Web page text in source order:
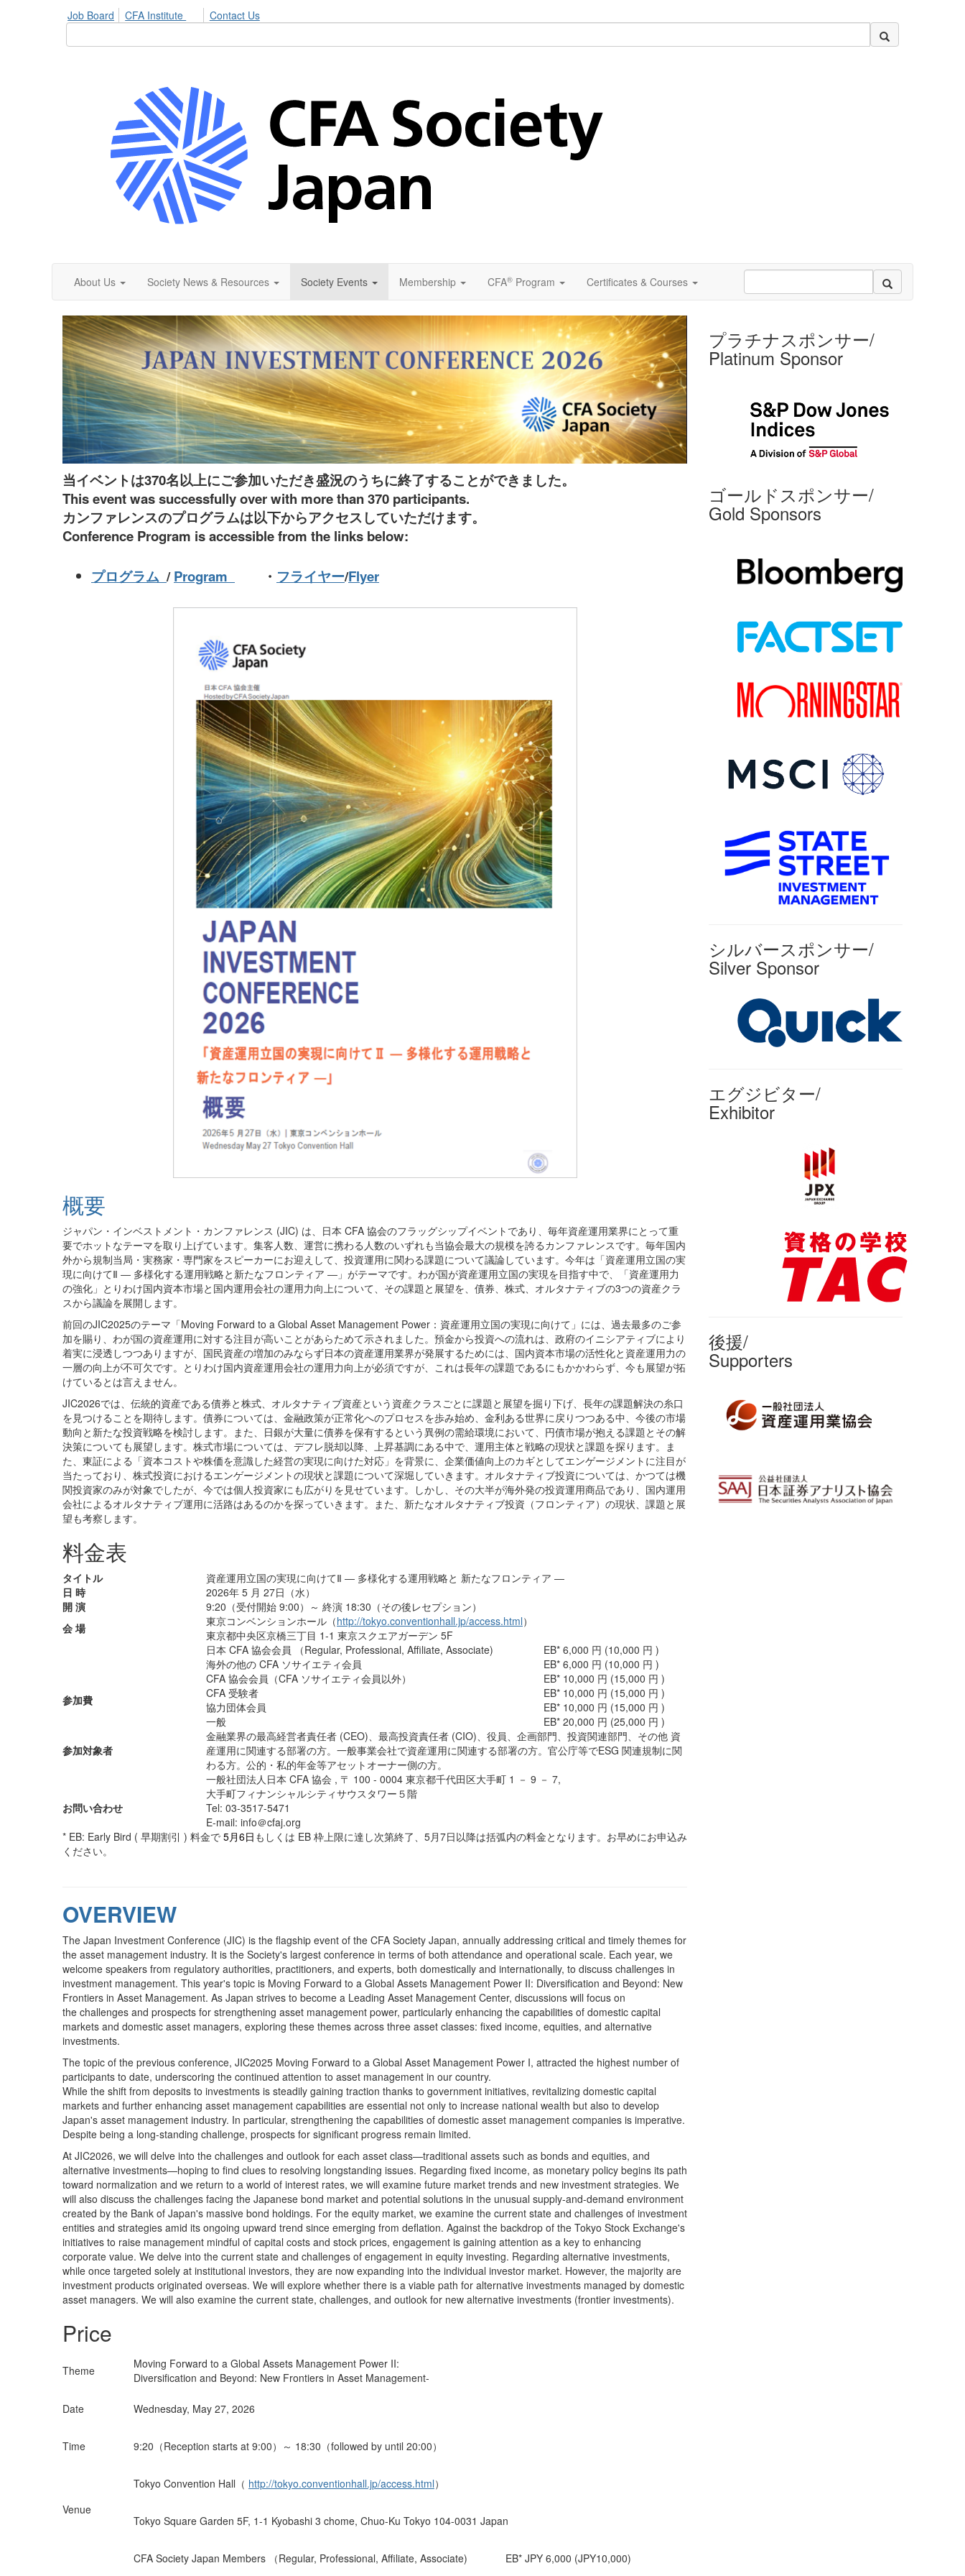
Job Board CFA Institute Contact Us
About Us Society News & Resources Society Events Membership CFA® Program Certificates & Courses
当イベントは370名以上にご参加いただき盛況のうちに終了することができました。
This event was successfully over with more than 370 participants.
カンファレンスのプログラムは以下からアクセスしていただけます。
Conference Program is accessible from the links below:
プログラム /Program ・ フライヤー/Flyer
概要
ジャパン・インベストメント・カンファレンス (JIC) は、日本 CFA 協会のフラッグシップイベントであり、毎年資産運用業界にとって重
要でホットなテーマを取り上げています。集客人数、運営に携わる人数のいずれも当協会最大の規模を誇るカンファレンスです。毎年国内
外から規制当局・実務家・専門家をスピーカーにお迎えして、投資運用に関わる課題について議論しています。今年は「資産運用立国の実
現に向けてⅡ ― 多様化する運用戦略と新たなフロンティア ―」がテーマです。わが国が資産運用立国の実現を目指す中で、「資産運用力
の強化」とりわけ国内資本市場と国内運用会社の運用力向上について、その課題と展望を、債券、株式、オルタナティブの3つの資産クラ
スから議論を展開します。
前回のJIC2025のテーマ「Moving Forward to a Global Asset Management Power：資産運用立国の実現に向けて」には、過去最多のご参
加を賜り、わが国の資産運用に対する注目が高いことがあらためて示されました。預金から投資への流れは、政府のイニシアティブにより
着実に浸透しつつありますが、国民資産の増加のみならず日本の資産運用業界が発展するためには、国内資本市場の活性化と資産運用力の
一層の向上が不可欠です。とりわけ国内資産運用会社の運用力向上が必須ですが、これは長年の課題であるにもかかわらず、今も展望が拓
けているとは言えません。
JIC2026では、伝統的資産である債券と株式、オルタナティブ資産という資産クラスごとに課題と展望を掘り下げ、長年の課題解決の糸口
を見つけることを期待します。債券については、金融政策が正常化へのプロセスを歩み始め、金利ある世界に戻りつつある中、今後の市場
動向と新たな投資戦略を検討します。また、日銀が大量に債券を保有するという異例の需給環境において、円債市場が抱える課題とその解
決策についても展望します。株式市場については、デフレ脱却以降、上昇基調にある中で、運用主体と戦略の現状と課題を探ります。ま
た、東証による「資本コストや株価を意識した経営の実現に向けた対応」を背景に、企業価値向上のカギとしてエンゲージメントに注目が
当たっており、株式投資におけるエンゲージメントの現状と課題について深堀していきます。オルタナティブ投資については、かつては機
関投資家のみが対象でしたが、今では個人投資家にも広がりを見せています。しかし、その大半が海外発の投資運用商品であり、国内運用
会社によるオルタナティブ運用に活路はあるのかを探っていきます。また、新たなオルタナティブ投資（フロンティア）の現状、課題と展
望も考察します。
料金表
タイトル
資産運用立国の実現に向けてⅡ ― 多様化する運用戦略と 新たなフロンティア ―
日 時
2026年 5 月 27日（水）
開 演
9:20（受付開始 9:00）～ 終演 18:30（その後レセプション）
会 場
東京コンベンションホール（http://tokyo.conventionhall.jp/access.html）
東京都中央区京橋三丁目 1-1 東京スクエアガーデン 5F
参加費
日本 CFA 協会会員 （Regular, Professional, Affiliate, Associate)
EB* 6,000 円 (10,000 円 )
海外の他の CFA ソサイエティ会員
EB* 6,000 円 (10,000 円 )
CFA 協会会員（CFA ソサイエティ会員以外）
EB* 10,000 円 (15,000 円 )
CFA 受験者
EB* 10,000 円 (15,000 円 )
協力団体会員
EB* 10,000 円 (15,000 円 )
一般
EB* 20,000 円 (25,000 円 )
参加対象者
金融業界の最高経営者責任者 (CEO)、最高投資責任者 (CIO)、役員、企画部門、投資関連部門、その他 資
産運用に関連する部署の方。一般事業会社で資産運用に関連する部署の方。官公庁等でESG 関連規制に関
わる方。公的・私的年金等アセットオーナー側の方。
お問い合わせ
一般社団法人日本 CFA 協会 , 〒 100 - 0004 東京都千代田区大手町 1 － 9 － 7,
大手町フィナンシャルシティサウスタワー５階
Tel: 03-3517-5471
E-mail: info＠cfaj.org
* EB: Early Bird ( 早期割引 ) 料金で 5月6日 もしくは EB 枠上限に達し次第終了、 5月7日以降は括弧内の料金となります。お早めにお申込み
ください。
OVERVIEW
The Japan Investment Conference (JIC) is the flagship event of the CFA Society Japan, annually addressing critical and timely themes for
the asset management industry. It is the Society's largest conference in terms of both attendance and operational scale. Each year, we
welcome speakers from regulatory authorities, practitioners, and experts, both domestically and internationally, to discuss challenges in
investment management. This year's topic is Moving Forward to a Global Assets Management Power II: Diversification and Beyond: New
Frontiers in Asset Management. As Japan strives to become a Leading Asset Management Center, discussions will focus on
the challenges and prospects for strengthening asset management power, particularly enhancing the capabilities of domestic capital
markets and domestic asset managers, exploring these themes across three asset classes: fixed income, equities, and alternative
investments.
The topic of the previous conference, JIC2025 Moving Forward to a Global Asset Management Power I, attracted the highest number of
participants to date, underscoring the continued attention to asset management in our country.
While the shift from deposits to investments is steadily gaining traction thanks to government initiatives, revitalizing domestic capital
markets and further enhancing asset management capabilities are essential not only to increase national wealth but also to develop
Japan's asset management industry. In particular, strengthening the capabilities of domestic asset management companies is imperative.
Despite being a long-standing challenge, prospects for significant progress remain limited.
At JIC2026, we will delve into the challenges and outlook for each asset class—traditional assets such as bonds and equities, and
alternative investments—hoping to find clues to resolving longstanding issues. Regarding fixed income, as monetary policy begins its path
toward normalization and we return to a world of interest rates, we will examine future market trends and new investment strategies. We
will also discuss the challenges facing the Japanese bond market and potential solutions in the unusual supply-and-demand environment
created by the Bank of Japan's massive bond holdings. For the equity market, we examine the current state and challenges of investment
entities and strategies amid its ongoing upward trend since emerging from deflation. Against the backdrop of the Tokyo Stock Exchange's
initiatives to raise management mindful of capital costs and stock prices, engagement is gaining attention as a key to enhancing
corporate value. We delve into the current state and challenges of engagement in equity investing. Regarding alternative investments,
while once targeted solely at institutional investors, they are now expanding into the individual investor market. However, the majority are
investment products originated overseas. We will explore whether there is a viable path for alternative investments managed by domestic
asset managers. We will also examine the current state, challenges, and outlook for new alternative investments (frontier investments).
Price
Theme
Moving Forward to a Global Assets Management Power II:
Diversification and Beyond: New Frontiers in Asset Management-
Date Wednesday, May 27, 2026
Time 9:20（Reception starts at 9:00）～ 18:30（followed by until 20:00）
Venue
Tokyo Convention Hall（ http://tokyo.conventionhall.jp/access.html）
Tokyo Square Garden 5F, 1-1 Kyobashi 3 chome, Chuo-Ku Tokyo 104-0031 Japan
CFA Society Japan Members （Regular, Professional, Affiliate, Associate) EB* JPY 6,000 (JPY10,000)
プラチナスポンサー/
Platinum Sponsor
ゴールドスポンサー/
Gold Sponsors
シルバースポンサー/
Silver Sponsor
エグジビター/
Exhibitor
後援/
Supporters